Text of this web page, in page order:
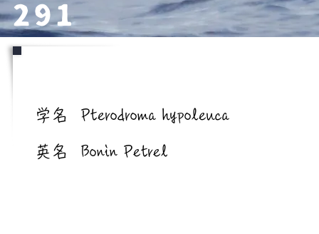
291
学名 Pterodroma hypoleuca
英名 Bonin Petrel